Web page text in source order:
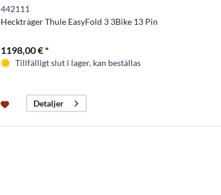
442111
Heckträger Thule EasyFold 3 3Bike 13 Pin
1198,00 € *
Tillfälligt slut i lager, kan beställas
Detaljer